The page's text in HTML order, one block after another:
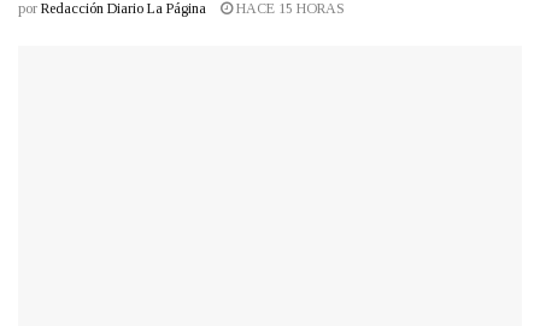
por Redacción Diario La Página HACE 15 HORAS